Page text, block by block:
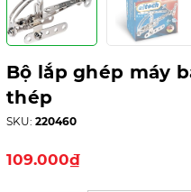
Bộ lắp ghép máy
thép
SKU: 220460
109.000₫